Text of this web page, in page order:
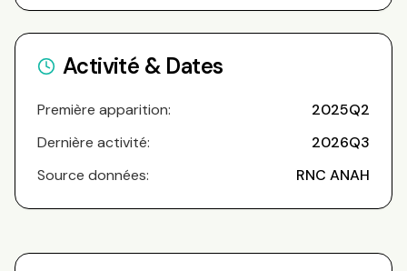
Activité & Dates
Première apparition:
2025Q2
Dernière activité:
2026Q3
Source données:
RNC ANAH